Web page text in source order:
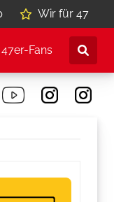
Wir für 47
47er-Fans